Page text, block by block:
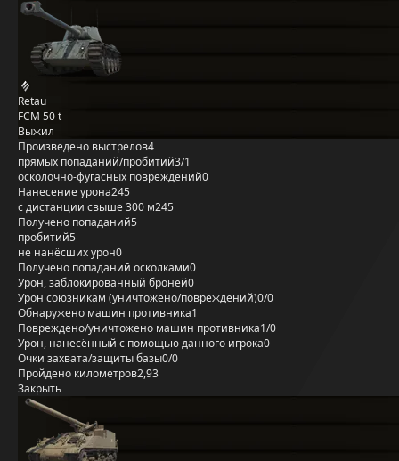
Retau
FCM 50 t
Выжил
Произведено выстрелов4
прямых попаданий/пробитий3/1
осколочно-фугасных повреждений0
Нанесение урона245
с дистанции свыше 300 м245
Получено попаданий5
пробитий5
не нанёсших урон0
Получено попаданий осколками0
Урон, заблокированный бронёй0
Урон союзникам (уничтожено/повреждений)0/0
Обнаружено машин противника1
Повреждено/уничтожено машин противника1/0
Урон, нанесённый с помощью данного игрока0
Очки захвата/защиты базы0/0
Пройдено километров2,93
Закрыть